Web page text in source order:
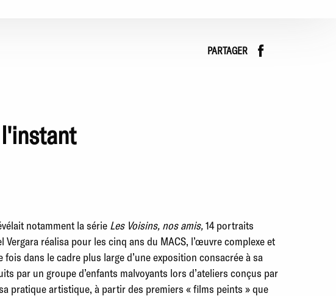
PARTAGER
l'instant
notamment la série Les Voisins, nos amis,14 portraits
réalisa pour les cinq ans du MACS, l’œuvre complexe et
dans le cadre plus large d’une exposition consacrée à sa
par un groupe d’enfants malvoyants lors d’ateliers conçus par
pratique artistique, à partir des premiers « films peints » que